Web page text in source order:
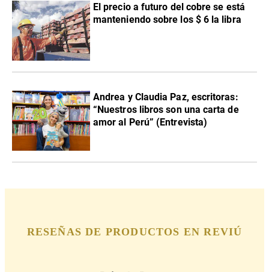
El precio a futuro del cobre se está
manteniendo sobre los $ 6 la libra
Andrea y Claudia Paz, escritoras:
“Nuestros libros son una carta de
amor al Perú” (Entrevista)